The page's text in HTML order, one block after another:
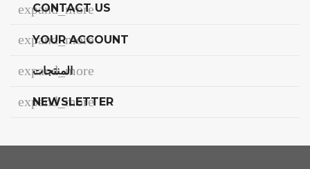
CONTACT US
expand_more
YOUR ACCOUNT
expand_more
المنتجات
expand_more
NEWSLETTER
expand_more